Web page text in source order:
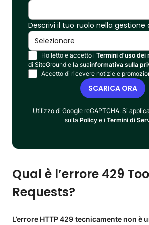
Descrivi il tuo ruolo nella gestione
Ho letto e accetto i Termini d'uso
di SiteGround e la suainformativa sulla
Accetto di ricevere notizie e
SCARICA ORA
Utilizzo di Google reCAPTCHA. Si
sulla Policy e i Termini di
Qual è l’errore 429
Requests?
L’errore HTTP 429 tecnicamente non è